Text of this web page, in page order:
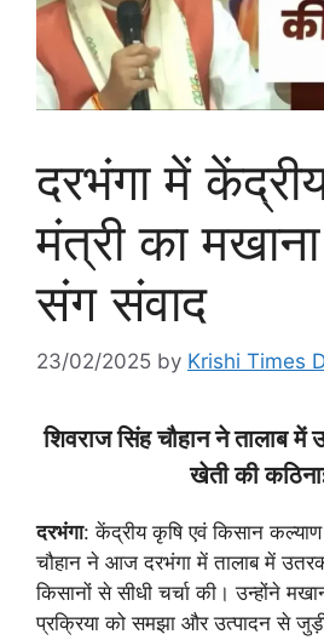
दरभंगा में
मंत्री का
संग संवाद
23/02/2025 by Krishi Times
शिवराज सिंह चौहान ने तालाब
खेती की
दरभंगा: केंद्रीय कृषि एवं किसान कल्याण
चौहान ने आज दरभंगा में तालाब में
किसानों से सीधी चर्चा की। उन्होंने
प्रक्रिया को समझा और उत्पादन से